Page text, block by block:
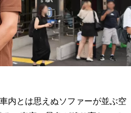
内とは思えぬソファーが並ぶ空